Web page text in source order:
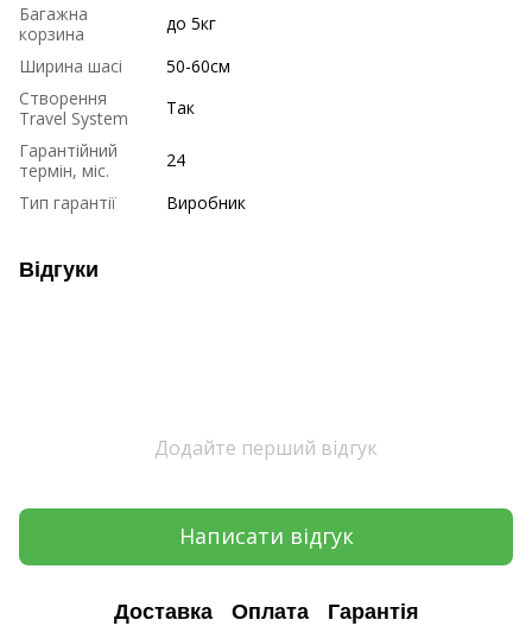
Багажна
корзина
до 5кг
Ширина шасі
50-60см
Створення
Travel System
Так
Гарантійний
термін, міс.
24
Тип гарантії
Виробник
Відгуки
Додайте перший відгук
Написати відгук
Доставка Оплата Гарантія